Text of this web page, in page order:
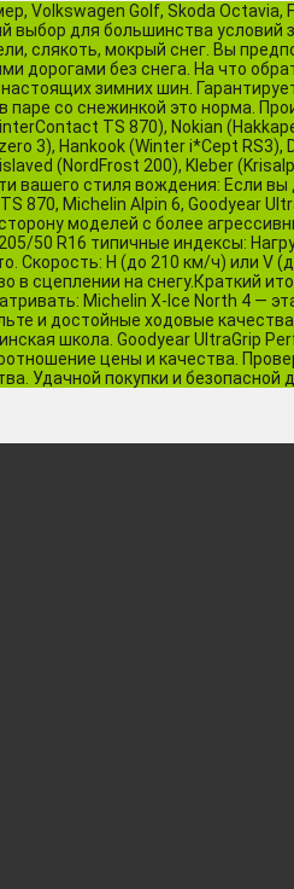
Volkswagen Golf, Skoda Octavia,
выбор для большинства условий
слякоть, мокрый снег. Вы
дорогами без снега. На что
зимних шин.
паре со снежинкой это норма.
TS 870), Nokian
3), Hankook (Winter i*Cept RS3),
(NordFrost 200), Kleber
вашего стиля вождения: Если
870, Michelin Alpin 6, Goodyear
моделей с более
50 R16 типичные индексы:
Скорость: H (до 210 км/ч) или V
в сцеплении на снегу.Краткий
Michelin X-Ice North 4 —
и достойные ходовые
школа. Goodyear UltraGrip
цены и качества.
Удачной покупки и безопасной